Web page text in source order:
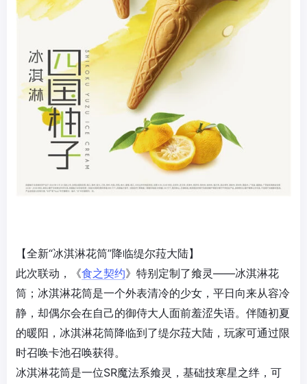
【全新“冰淇淋花筒”降临缇尔菈大陆】
此次联动，《食之契约》特别定制了飨灵——冰淇淋花
筒；冰淇淋花筒是一个外表清冷的少女，平日向来从容冷
静，却偶尔会在自己的御侍大人面前羞涩失语。伴随初夏
的暖阳，冰淇淋花筒降临到了缇尔菈大陆，玩家可通过限
时召唤卡池召唤获得。
冰淇淋花筒是一位SR魔法系飨灵，基础技寒星之绊，可